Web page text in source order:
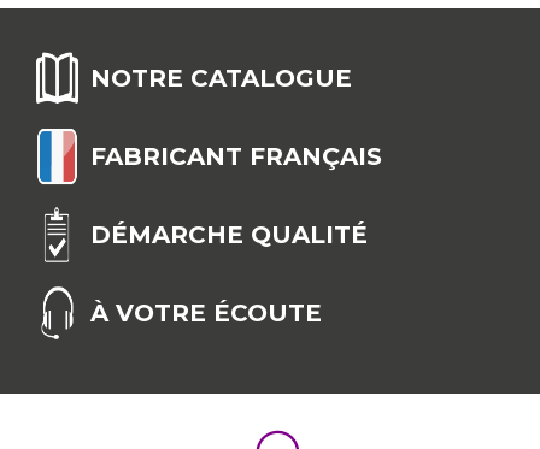
NOTRE CATALOGUE
FABRICANT FRANÇAIS
DÉMARCHE QUALITÉ
À VOTRE ÉCOUTE